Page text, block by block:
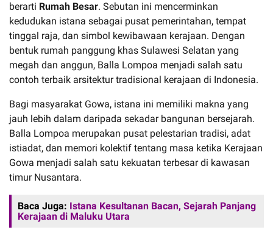
berarti Rumah Besar. Sebutan ini mencerminkan
kedudukan istana sebagai pusat pemerintahan, tempat
tinggal raja, dan simbol kewibawaan kerajaan. Dengan
bentuk rumah panggung khas Sulawesi Selatan yang
megah dan anggun, Balla Lompoa menjadi salah satu
contoh terbaik arsitektur tradisional kerajaan di Indonesia.
Bagi masyarakat Gowa, istana ini memiliki makna yang
jauh lebih dalam daripada sekadar bangunan bersejarah.
Balla Lompoa merupakan pusat pelestarian tradisi, adat
istiadat, dan memori kolektif tentang masa ketika Kerajaan
Gowa menjadi salah satu kekuatan terbesar di kawasan
timur Nusantara.
Baca Juga: Istana Kesultanan Bacan, Sejarah Panjang
Kerajaan di Maluku Utara